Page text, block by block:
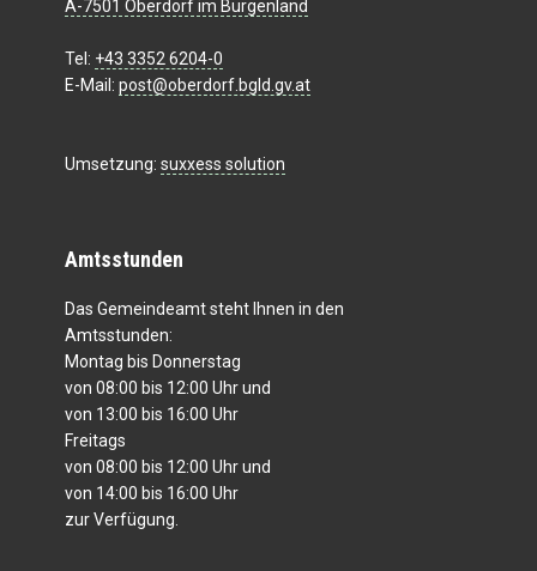
A-7501 Oberdorf im Burgenland
Tel: +43 3352 6204-0
E-Mail: post@oberdorf.bgld.gv.at
Umsetzung: suxxess solution
Amtsstunden
Das Gemeindeamt steht Ihnen in den
Amtsstunden:
Montag bis Donnerstag
von 08:00 bis 12:00 Uhr und
von 13:00 bis 16:00 Uhr
Freitags
von 08:00 bis 12:00 Uhr und
von 14:00 bis 16:00 Uhr
zur Verfügung.